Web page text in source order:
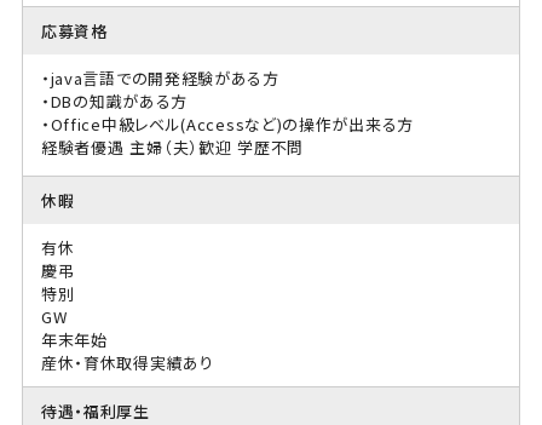
応募資格
・java言語での開発経験がある方
・DBの知識がある方
・Office中級レベル(Accessなど)の操作が出来る方
経験者優遇 主婦（夫）歓迎 学歴不問
休暇
有休
慶弔
特別
GW
年末年始
産休・育休取得実績あり
待遇・福利厚生